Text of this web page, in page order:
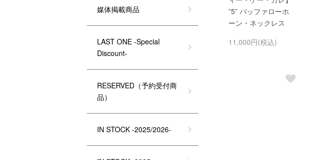
”5” バッファローホ
ーン・ネックレス
11,000円(税込)
媒体掲載商品
LAST ONE -Special
Discount-
RESERVED（予約受付商
品）
IN STOCK -2025/2026-